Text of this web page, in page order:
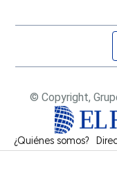
© Copyright,
¿Quiénes somos?